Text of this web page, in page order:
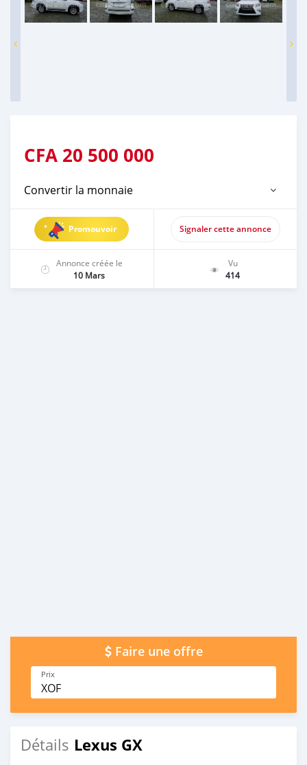
CFA 20 500 000
Convertir la monnaie
Promouvoir Signaler cette annonce
Annonce créée le
10 Mars
Vu
414
Faire une offre
Prix
XOF
Détails Lexus GX